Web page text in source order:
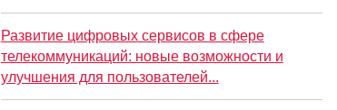
Развитие цифровых сервисов в сфере
телекоммуникаций: новые возможности и
улучшения для пользователей...